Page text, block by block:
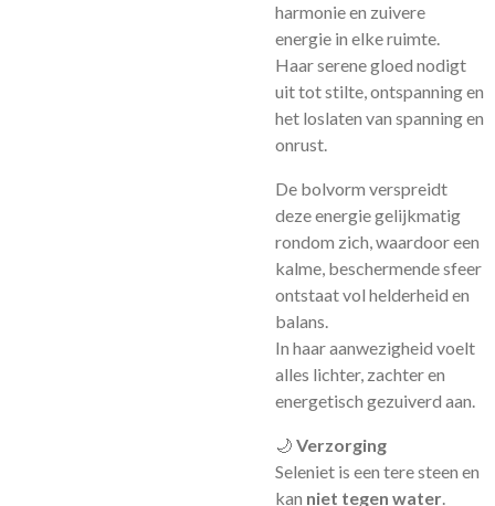
harmonie en zuivere
energie in elke ruimte.
Haar serene gloed nodigt
uit tot stilte, ontspanning en
het loslaten van spanning en
onrust.
De bolvorm verspreidt
deze energie gelijkmatig
rondom zich, waardoor een
kalme, beschermende sfeer
ontstaat vol helderheid en
balans.
In haar aanwezigheid voelt
alles lichter, zachter en
energetisch gezuiverd aan.
🌙 Verzorging
Seleniet is een tere steen en
kan niet tegen water.